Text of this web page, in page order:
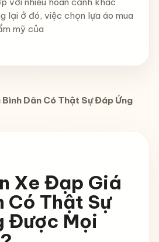
với nhiều hoàn cảnh khác
lại ở đó, việc chọn lựa áo mua
mỹ của
Dân Có Thật Sự Đáp Ứng
Xe Đạp Giá
Có Thật Sự
Được Mọi